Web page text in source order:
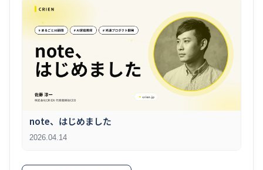
note、はじめました
2026.04.14